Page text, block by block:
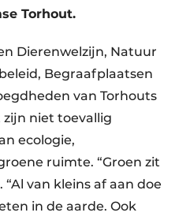
Torhout.
Dierenwelzijn, Natuur
Begraafplaatsen
van Torhouts
zijn niet toevallig
ecologie,
ruimte. “Groen zit
van kleins af aan doe
in de aarde. Ook